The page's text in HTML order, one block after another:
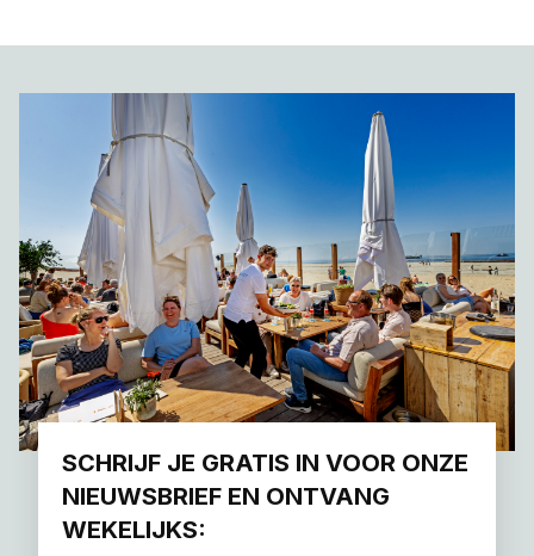
SCHRIJF JE GRATIS IN VOOR ONZE
NIEUWSBRIEF EN ONTVANG
WEKELIJKS: